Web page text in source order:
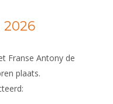
2026
Franse Antony de
plaats.